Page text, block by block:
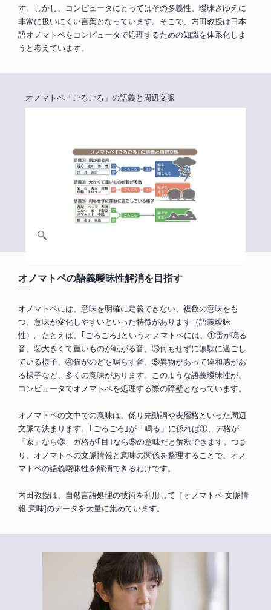
す。しかし、コンピュータにとってはその多義性、曖昧さゆえに
非常に扱いにくい言葉となっています。そこで、内田教授は日本
語オノマトペをコンピュータで処理するための知識を体系化しよ
うと考えています。
オノマトペ「ごろごろ」の語義と周辺文脈
オノマトペの語義曖昧性解消を目指す
オノマトペには、意味を明確に定義できない、複数の意味をも
つ、意味が変化しやすいといった特徴があります（語義曖昧
性）。たとえば、｢ごろごろ｣というオノマトペには、①雷が嗚る
音、②大きくて重いものが転がる音、③何もせずに無駄に過ごし
ている様子、④猫がのどを鳴らす音、⑤異物があって違和感があ
る様子など、多くの意味があります。このような語義曖昧性が、
コンピュータでオノマトペを処理する際の障壁となっています。
オノマトペの文中での意味は、係り先動詞や表層格といった周辺
文脈で決まります。｢ごろごろ｣が「鳴る」に係れば①、デ格が
「家」なら③、ガ格が｢目｣なら⑤の意味だと解釈できます。つま
り、オノマトペの文脈情報と意味の関係を整理することで、オノ
マトペの語義曖昧性を解消できるわけです。
内田教授は、自然言語処理の技術を利用して［オノマトペ-文脈情
報-意味]のデータを大量に集めています。